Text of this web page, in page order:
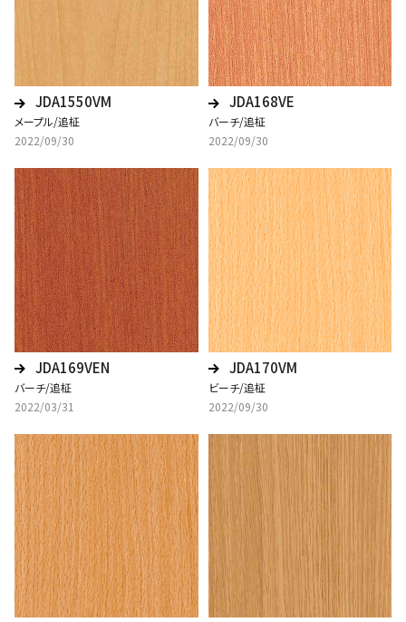
JDA1550VM
メープル/追柾
2022/09/30
JDA168VE
バーチ/追柾
2022/09/30
JDA169VEN
バーチ/追柾
2022/03/31
JDA170VM
ビーチ/追柾
2022/09/30